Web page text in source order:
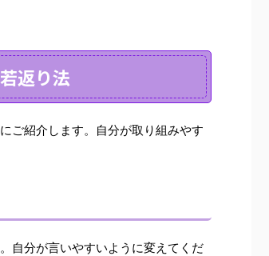
返り法
ご紹介します。自分が取り組みやす
自分が言いやすいように変えてくだ